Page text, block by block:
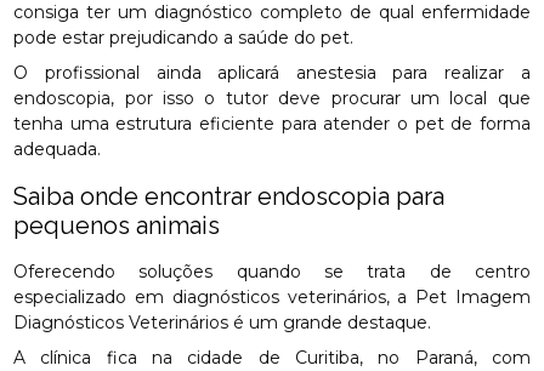
consiga ter um diagnóstico completo de qual enfermidade
pode estar prejudicando a saúde do pet.
O profissional ainda aplicará anestesia para realizar a
endoscopia, por isso o tutor deve procurar um local que
tenha uma estrutura eficiente para atender o pet de forma
adequada.
Saiba onde encontrar endoscopia para
pequenos animais
Oferecendo soluções quando se trata de centro
especializado em diagnósticos veterinários, a Pet Imagem
Diagnósticos Veterinários é um grande destaque.
A clínica fica na cidade de Curitiba, no Paraná, com